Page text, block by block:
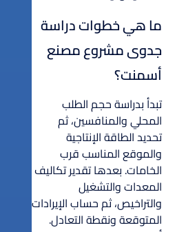
ما هي خطوات دراسة
جدوى مشروع مصنع
أسمنت؟
تبدأ بدراسة حجم الطلب
المحلي والمنافسين، ثم
تحديد الطاقة الإنتاجية
والموقع المناسب قرب
الخامات. بعدها تقدير تكاليف
المعدات والتشغيل
والتراخيص، ثم حساب الإيرادات
المتوقعة ونقطة التعادل.